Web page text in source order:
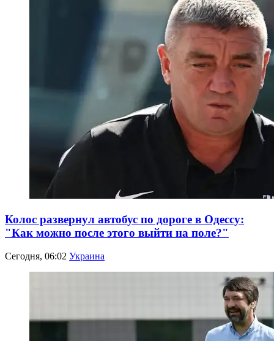
Колос развернул автобус по дороге в Одессу:
"Как можно после этого выйти на поле?"
Сегодня, 06:02 Украина